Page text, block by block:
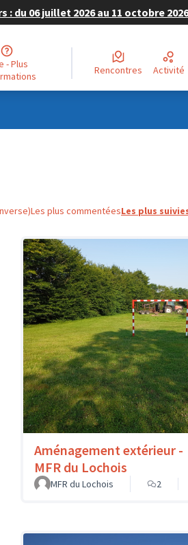
du 06 juillet 2026 au 11 octobre
Rencontres Activité
Les plus commentéesLes plus
Aménagement extérieur -
MFR du Lochois
MFR du Lochois
2